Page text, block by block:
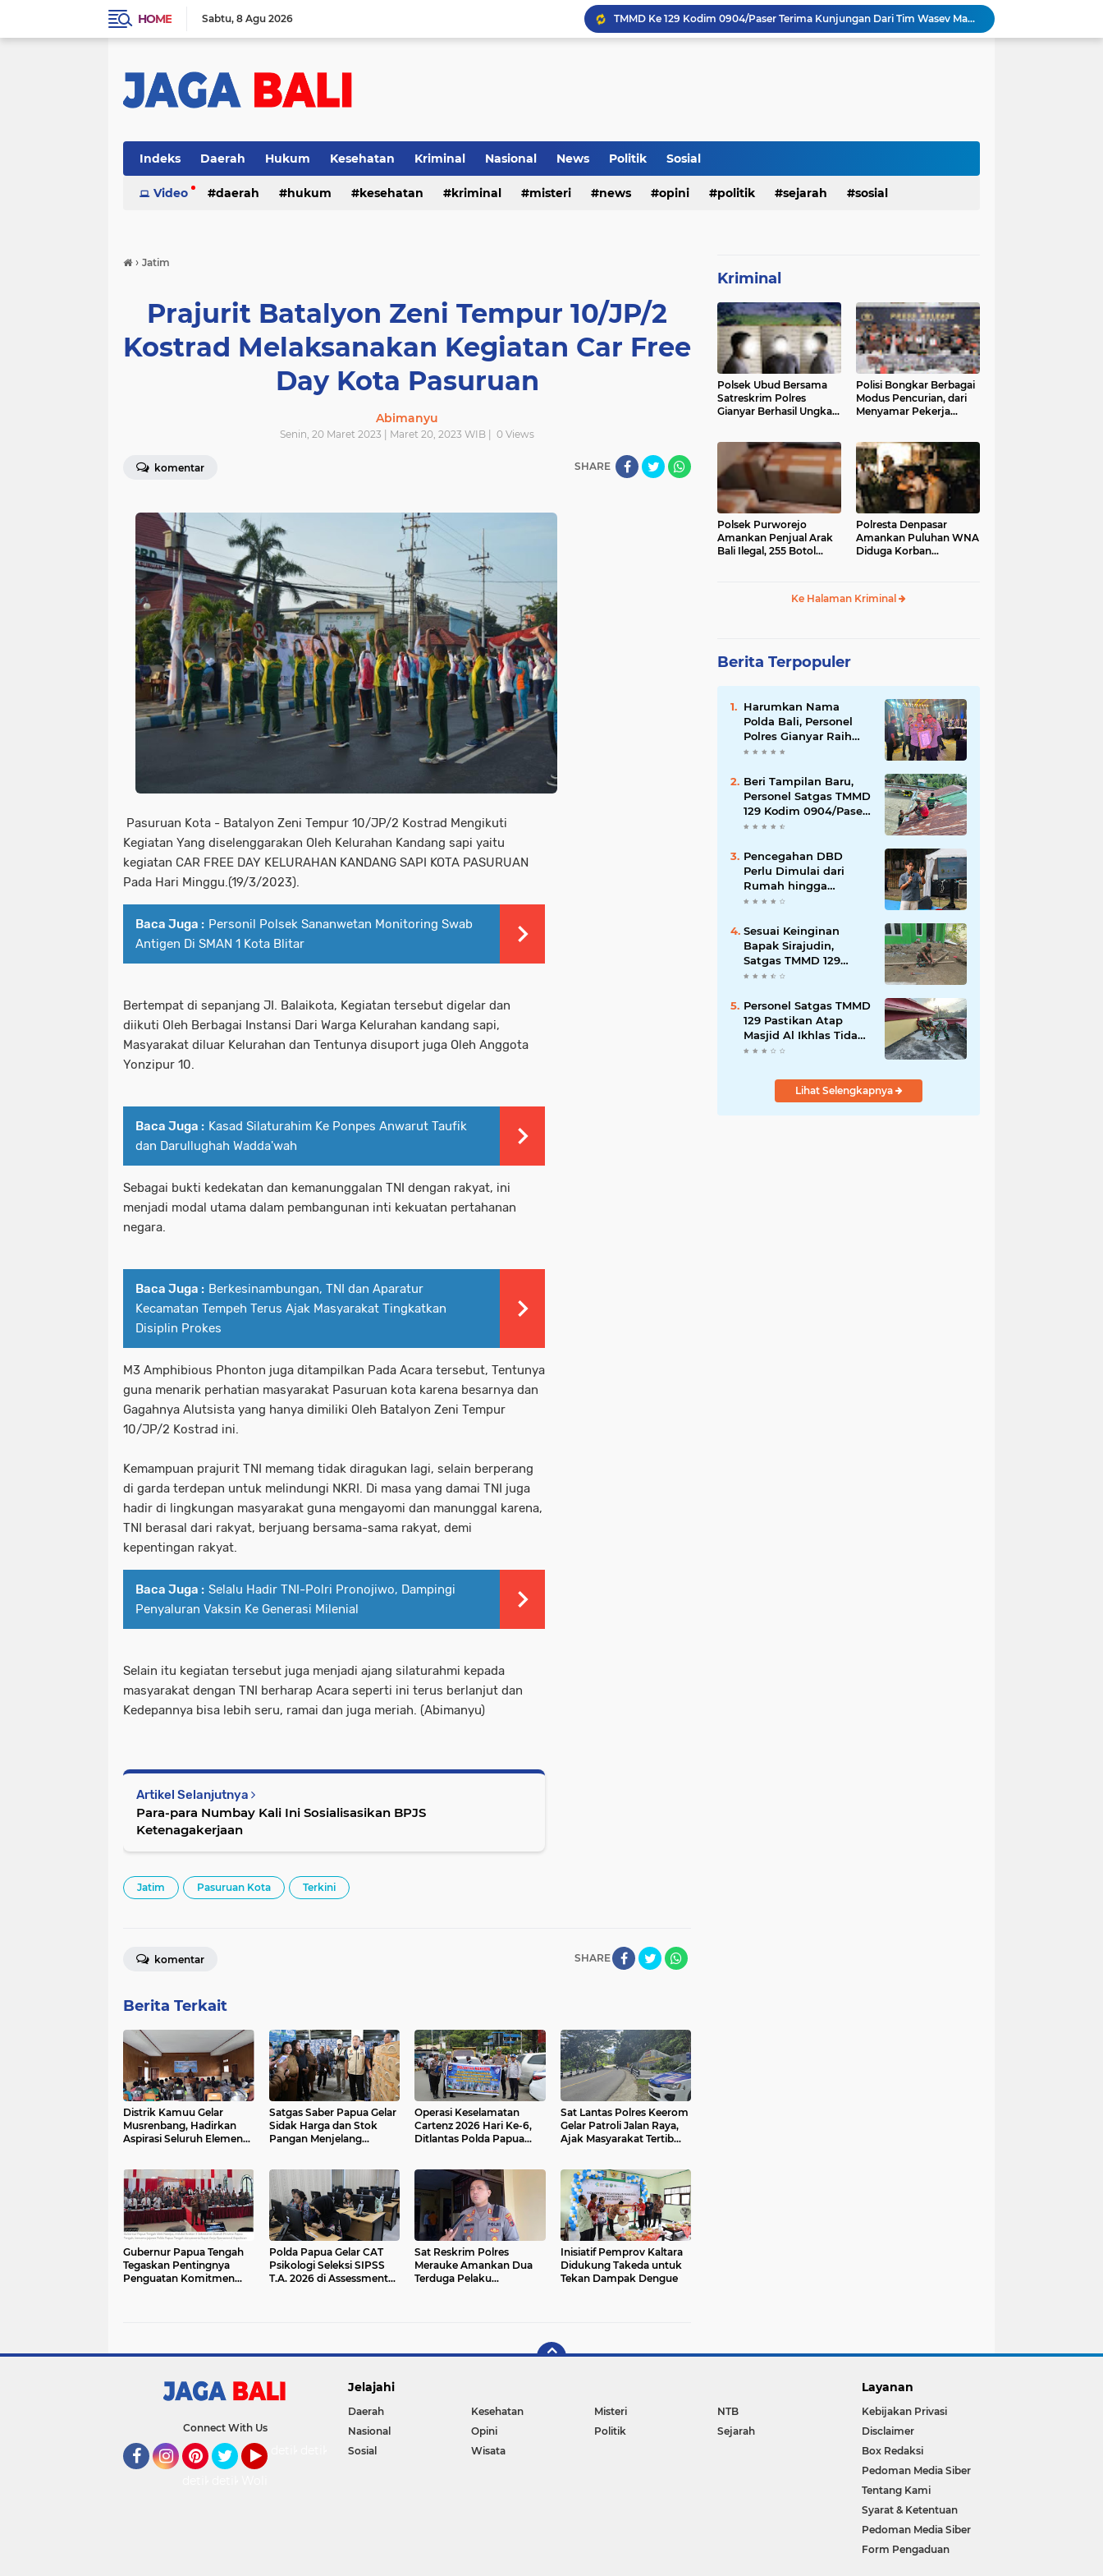
HOME Sabtu 8 Agu 2026
TMMD Ke 129 Kodim 0904/Paser Terima Kunjungan Dari Tim Wasev Mabesad
Personel Satgas TMMD 129 Kodim 0904/Paser Ciptakan Lingkungan Bersih
Rumah Bapak Sirajudin Masuk Fase Finishing Sebelum Diserahkan
Indeks Daerah Hukum Kesehatan Kriminal Nasional News Politik Sosial
Video daerah hukum kesehatan kriminal misteri news opini politik sejarah sosial
› Jatim
Prajurit Batalyon Zeni Tempur 10/JP/2
Kostrad Melaksanakan Kegiatan Car Free
Day Kota Pasuruan
Abimanyu
Senin, 20 Maret 2023 | Maret 20, 2023 WIB | 0 Views
komentar SHARE
Pasuruan Kota - Batalyon Zeni Tempur 10/JP/2 Kostrad Mengikuti
Kegiatan Yang diselenggarakan Oleh Kelurahan Kandang sapi yaitu
kegiatan CAR FREE DAY KELURAHAN KANDANG SAPI KOTA PASURUAN
Pada Hari Minggu.(19/3/2023).
Baca Juga : Personil Polsek Sananwetan Monitoring Swab
Antigen Di SMAN 1 Kota Blitar
Bertempat di sepanjang JI. Balaikota, Kegiatan tersebut digelar dan
diikuti Oleh Berbagai Instansi Dari Warga Kelurahan kandang sapi,
Masyarakat diluar Kelurahan dan Tentunya disuport juga Oleh Anggota
Yonzipur 10.
Baca Juga : Kasad Silaturahim Ke Ponpes Anwarut Taufik
dan Darullughah Wadda'wah
Sebagai bukti kedekatan dan kemanunggalan TNI dengan rakyat, ini
menjadi modal utama dalam pembangunan inti kekuatan pertahanan
negara.
Baca Juga : Berkesinambungan, TNI dan Aparatur
Kecamatan Tempeh Terus Ajak Masyarakat Tingkatkan
Disiplin Prokes
M3 Amphibious Phonton juga ditampilkan Pada Acara tersebut, Tentunya
guna menarik perhatian masyarakat Pasuruan kota karena besarnya dan
Gagahnya Alutsista yang hanya dimiliki Oleh Batalyon Zeni Tempur
10/JP/2 Kostrad ini.
Kemampuan prajurit TNI memang tidak diragukan lagi, selain berperang
di garda terdepan untuk melindungi NKRI. Di masa yang damai TNI juga
hadir di lingkungan masyarakat guna mengayomi dan manunggal karena,
TNI berasal dari rakyat, berjuang bersama-sama rakyat, demi
kepentingan rakyat.
Baca Juga : Selalu Hadir TNI-Polri Pronojiwo, Dampingi
Penyaluran Vaksin Ke Generasi Milenial
Selain itu kegiatan tersebut juga menjadi ajang silaturahmi kepada
masyarakat dengan TNI berharap Acara seperti ini terus berlanjut dan
Kedepannya bisa lebih seru, ramai dan juga meriah. (Abimanyu)
Artikel Selanjutnya
Para-para Numbay Kali Ini Sosialisasikan BPJS
Ketenagakerjaan
Jatim Pasuruan Kota Terkini
SHARE
komentar
Berita Terkait
Distrik Kamuu Gelar
Musrenbang, Hadirkan
Aspirasi Seluruh Elemen
Satgas Saber Papua Gelar
Sidak Harga dan Stok
Pangan Menjelang
Operasi Keselamatan
Cartenz 2026 Hari Ke-6,
Ditlantas Polda Papua
Sat Lantas Polres Keerom
Gelar Patroli Jalan Raya,
Ajak Masyarakat Tertib
Gubernur Papua Tengah
Tegaskan Pentingnya
Penguatan Komitmen
Polda Papua Gelar CAT
Psikologi Seleksi SIPSS
T.A. 2026 di Assessment
Sat Reskrim Polres
Merauke Amankan Dua
Terduga Pelaku
Inisiatif Pemprov Kaltara
Didukung Takeda untuk
Tekan Dampak Dengue
Kriminal
Polsek Ubud Bersama
Satreskrim Polres
Gianyar Berhasil Ungkap
Polisi Bongkar Berbagai
Modus Pencurian, dari
Menyamar Pekerja
Polsek Purworejo
Amankan Penjual Arak
Bali Ilegal, 255 Botol
Polresta Denpasar
Amankan Puluhan WNA
Diduga Korban
Ke Halaman Kriminal
Berita Terpopuler
Harumkan Nama
Polda Bali, Personel
Polres Gianyar Raih
Penghargaan
Beri Tampilan Baru,
Personel Satgas TMMD
129 Kodim 0904/Paser
Cat Atap Rumah
Pencegahan DBD
Perlu Dimulai dari
Rumah hingga
Lingkungan Sekolah
Sesuai Keinginan
Bapak Sirajudin,
Satgas TMMD 129
Ubah Tampilan
Personel Satgas TMMD
129 Pastikan Atap
Masjid Al Ikhlas Tidak
Bocor Lagi
Lihat Selengkapnya
Connect With Us
detikTravel
Jelajahi
Daerah Kesehatan Misteri
NTB
Nasional
Opini Politik
Sejarah
Sosial
Wisata
Layanan
Kebijakan Privasi
Disclaimer
Box Redaksi
Pedoman Media Siber
Tentang Kami
Syarat & Ketentuan
Pedoman Media Siber
Form Pengaduan